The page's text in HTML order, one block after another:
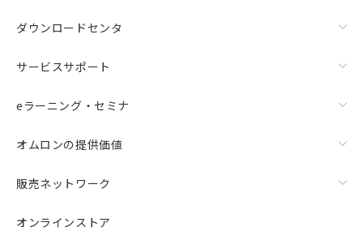
ダウンロードセンタ
サービスサポート
eラーニング・セミナ
オムロンの提供価値
販売ネットワーク
オンラインストア